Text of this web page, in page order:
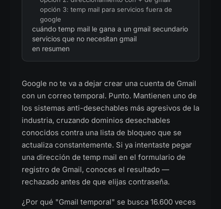
opción 3: temp mail para servicios fuera de
google
cuándo temp mail le gana a un gmail secundario
servicios que no necesitan gmail
en resumen
Google no te va a dejar crear una cuenta de Gmail
con un correo temporal. Punto. Mantienen uno de
los sistemas anti-desechables más agresivos de la
industria, cruzando dominios desechables
conocidos contra una lista de bloqueo que se
actualiza constantemente. Si ya intentaste pegar
una dirección de temp mail en el formulario de
registro de Gmail, conoces el resultado —
rechazado antes de que elijas contraseña.
¿Por qué "Gmail temporal" se busca 16.600 veces